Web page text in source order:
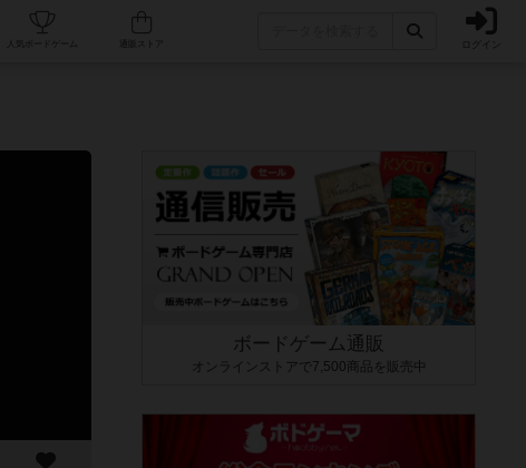
人気ボードゲーム ログイン
ボードゲーム通販
オンラインストアで7,500商品を販売中